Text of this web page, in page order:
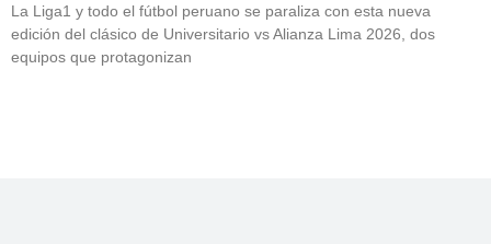
La Liga1 y todo el fútbol peruano se paraliza con esta nueva
edición del clásico de Universitario vs Alianza Lima 2026, dos
equipos que protagonizan